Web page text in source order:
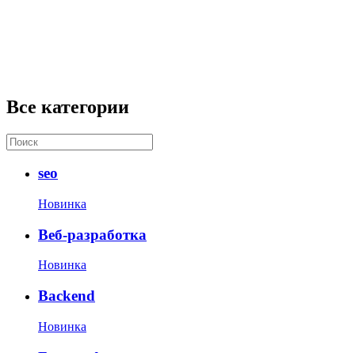
Все категории
seo
Новинка
Веб-разработка
Новинка
Backend
Новинка